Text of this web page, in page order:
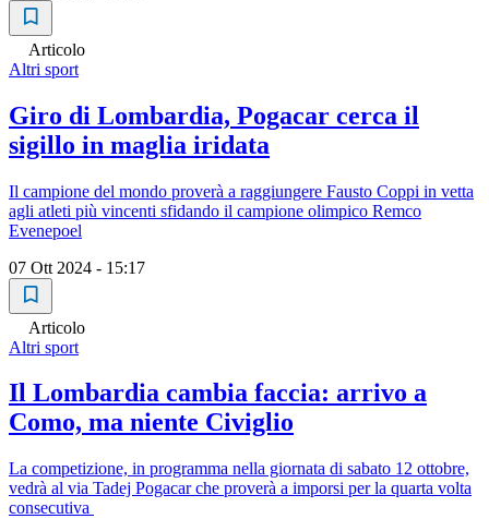
Articolo
Altri sport
Giro di Lombardia, Pogacar cerca il
sigillo in maglia iridata
Il campione del mondo proverà a raggiungere Fausto Coppi in vetta
agli atleti più vincenti sfidando il campione olimpico Remco
Evenepoel
07 Ott 2024 - 15:17
Articolo
Altri sport
Il Lombardia cambia faccia: arrivo a
Como, ma niente Civiglio
La competizione, in programma nella giornata di sabato 12 ottobre,
vedrà al via Tadej Pogacar che proverà a imporsi per la quarta volta
consecutiva